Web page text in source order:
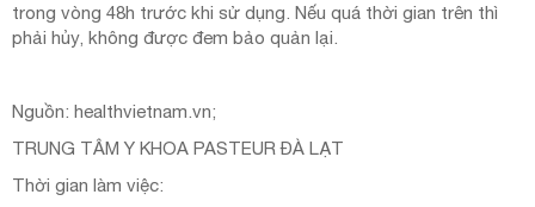
trong vòng 48h trước khi sử dụng. Nếu quá thời gian trên thì
phải hủy, không được đem bảo quản lại.
Nguồn: healthvietnam.vn;
TRUNG TÂM Y KHOA PASTEUR ĐÀ LẠT
Thời gian làm việc: